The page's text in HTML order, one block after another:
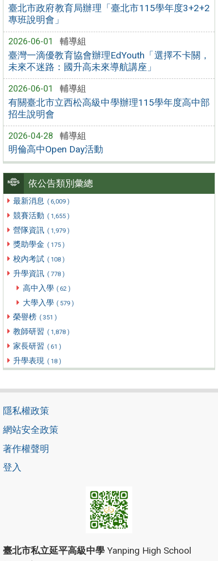
臺北市政府教育局辦理「臺北市115學年度3+2+2
專班說明會」
2026-06-01 輔導組
臺灣一滴優教育協會辦理EdYouth「選擇不卡關，
未來不迷路：國升高未來導航講座」
2026-06-01 輔導組
有關臺北市立西松高級中學辦理115學年度高中部
招生說明會
2026-04-28 輔導組
明倫高中Open Day活動
依公告類別彙總
最新消息 ( 6,009 )
競賽活動 ( 1,655 )
營隊資訊 ( 1,979 )
獎助學金 ( 175 )
校內考試 ( 108 )
升學資訊 ( 778 )
高中入學 ( 62 )
大學入學 ( 579 )
榮譽榜 ( 351 )
教師研習 ( 1,878 )
家長研習 ( 61 )
升學表現 ( 18 )
隱私權政策
網站安全政策
著作權聲明
登入
臺北市私立延平高級中學 Yanping High School